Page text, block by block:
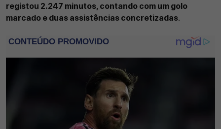
registou 2.247 minutos, contando com um golo
marcado e duas assistências concretizadas.